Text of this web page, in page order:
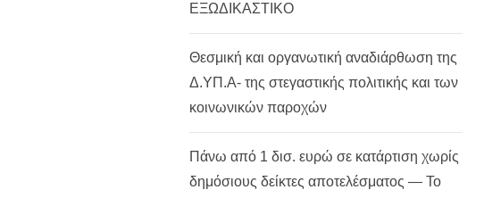
ΕΞΩΔΙΚΑΣΤΙΚΟ
Θεσμική και οργανωτική αναδιάρθωση της
Δ.ΥΠ.Α- της στεγαστικής πολιτικής και των
κοινωνικών παροχών
Πάνω από 1 δισ. ευρώ σε κατάρτιση χωρίς
δημόσιους δείκτες αποτελέσματος — Το